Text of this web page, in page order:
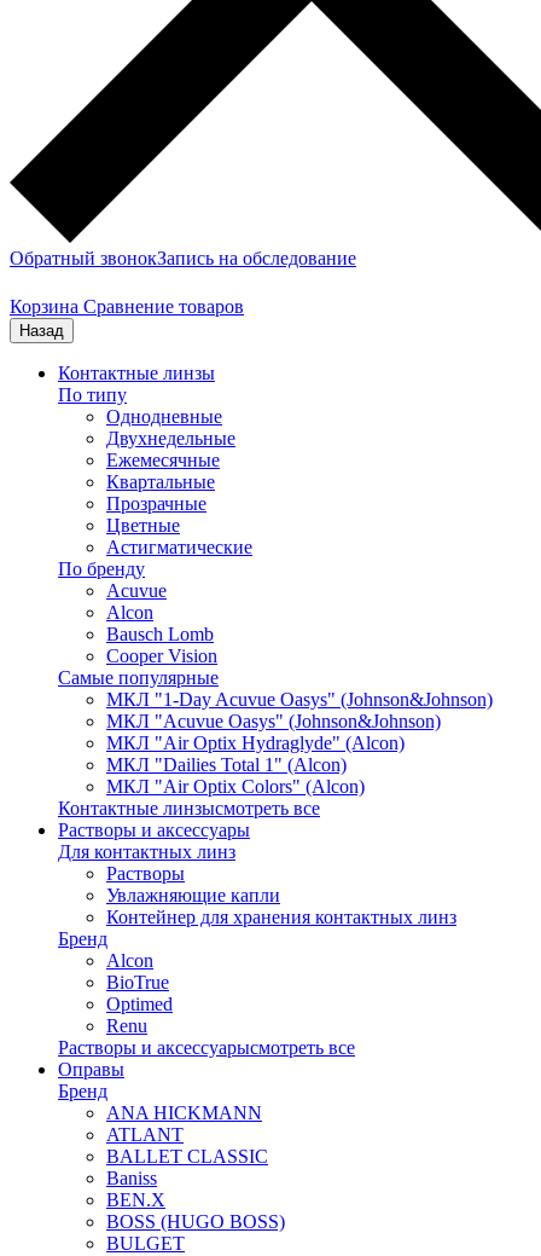
Обратный звонокЗапись на обследование
Корзина Сравнение товаров
Назад
Контактные линзы
По типу
Однодневные
Двухнедельные
Ежемесячные
Квартальные
Прозрачные
Цветные
Астигматические
По бренду
Acuvue
Alcon
Bausch Lomb
Cooper Vision
Самые популярные
МКЛ "1-Day Acuvue Oasys" (Johnson&Johnson)
МКЛ "Acuvue Oasys" (Johnson&Johnson)
МКЛ "Air Optix Hydraglyde" (Alcon)
МКЛ "Dailies Total 1" (Alcon)
МКЛ "Air Optix Colors" (Alcon)
Контактные линзысмотреть все
Растворы и аксессуары
Для контактных линз
Растворы
Увлажняющие капли
Контейнер для хранения контактных линз
Бренд
Alcon
BioTrue
Optimed
Renu
Растворы и аксессуарысмотреть все
Оправы
Бренд
ANA HICKMANN
ATLANT
BALLET CLASSIC
Baniss
BEN.X
BOSS (HUGO BOSS)
BULGET